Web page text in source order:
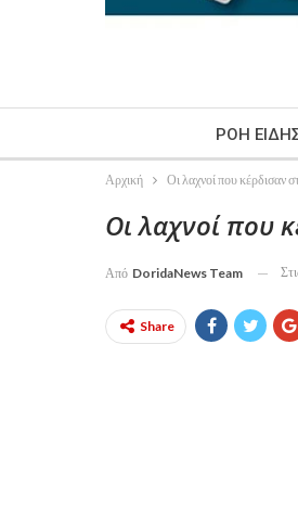
ΡΟΗ
Αρχική Οι λαχνοί που κέρδισαν
Οι λαχνοί που
Από DoridaNews Team
Share